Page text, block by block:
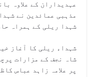
عہدیداران کے علاوہ
مذہبی عمائدین نے
شہدا ریلی کے ہمراہ
شہداء ریلی کا آغاز
شاہ نجف کے مزارات
پر علامہ زاہد عباس